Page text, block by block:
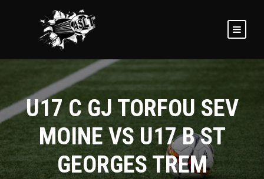
U17 C GJ TORFOU SEV
MOINE VS U17 B ST
GEORGES TREM